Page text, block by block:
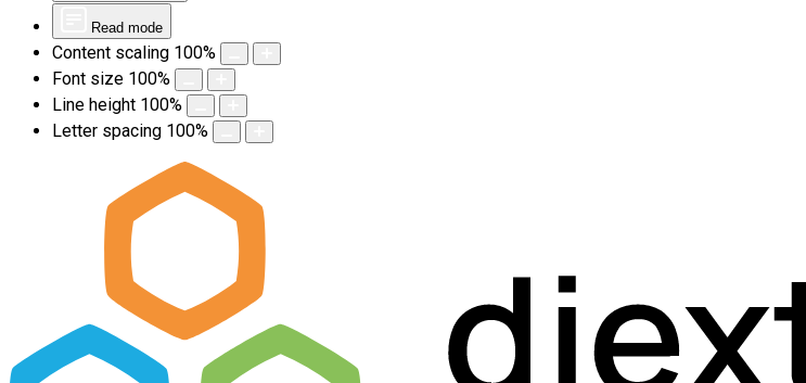
Read mode
Content scaling 100%
Font size 100%
Line height 100%
Letter spacing 100%